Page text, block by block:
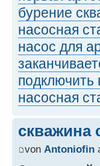
бурение
насосная
насос для
подключить
насосная
скважина
von Antoniofin